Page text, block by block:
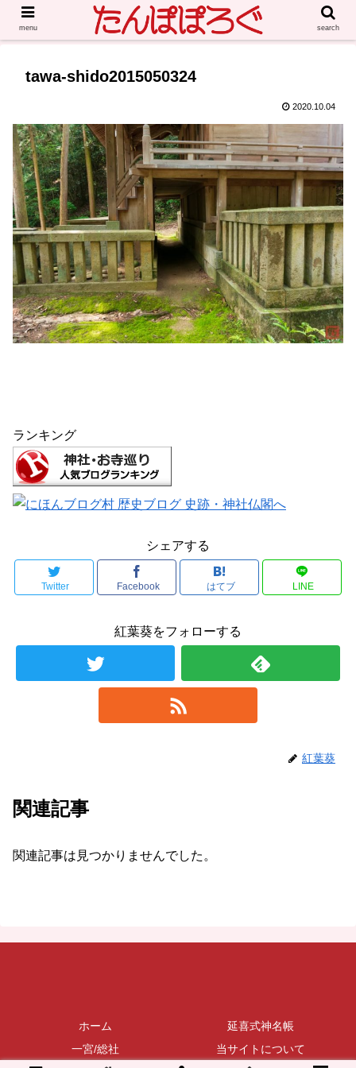
tawa-shido2015050324
2020.10.04
ランキング
シェアする
Twitter Facebook はてブ LINE
紅葉葵をフォローする
紅葉葵
関連記事
関連記事は見つかりませんでした。
ホーム
延喜式神名帳
一宮/総社
当サイトについて
menu search